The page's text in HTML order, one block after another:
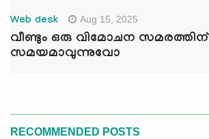
Web desk Aug 15, 2025
വീണ്ടും ഒരു വിമോചന സമരത്തിന്
സമയമാവുന്നുവോ
RECOMMENDED POSTS